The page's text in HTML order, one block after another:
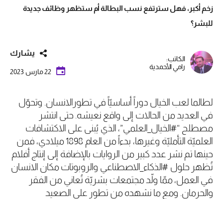
زخم أكبر، فهل سترتفع نسب البطالة أم ستظهر وظائف جديدة
للبشر؟
الكاتب:
رامي الأحمدية
يشارك
22 مارس 2023
لطالما لعب الخيال دوراً أساسيّاً في تطورالانسان. وتحوّل
في العديد من الحالات إلى واقع نعيشه. حتى انتشر
مصطلح “#الخيال_العلمي”، الذي يُبنى على الاكتشافات
العلميّة التأمليّة وغيرها، بدءاً من العام 1898 ميلادي، فمن
حينها تم نشر عدد كبير من الروايات بالإضافة إلى إنتاج أفلام
تُظهر حلول #الذكاء_الاصطناعي والروبوتات مكان الانسان
في العمل، ممّا ولّد مجتمعات بشريّة تُعاني من الفقر
والحرمان. ومع ما نشهده من تطور على الصعيد